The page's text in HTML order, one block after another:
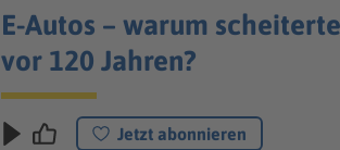
E-Autos – warum
vor 120 Jahren?
Jetzt abonnieren